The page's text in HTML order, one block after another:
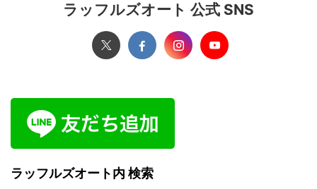
ラッフルズオート 公式 SNS
ラッフルズオート内 検索